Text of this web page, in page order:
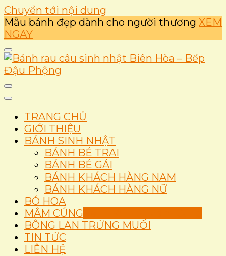
Chuyển tới nội dung
Mẫu bánh đẹp dành cho người thương XEM
NGAY
Bánh rau câu sinh nhật
Biên Hòa – Bếp Đậu
Phộng
TRANG CHỦ
GIỚI THIỆU
BÁNH SINH NHẬT
BÁNH BÉ TRAI
BÁNH BÉ GÁI
BÁNH KHÁCH HÀNG NAM
BÁNH KHÁCH HÀNG NỮ
BÓ HOA
MÂM CÚNG
BÔNG LAN TRỨNG MUỐI
TIN TỨC
LIÊN HỆ